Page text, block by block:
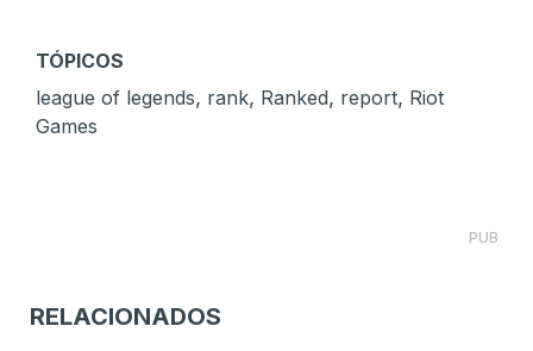
TÓPICOS
league of legends, rank, Ranked, report, Riot
Games
PUB
RELACIONADOS